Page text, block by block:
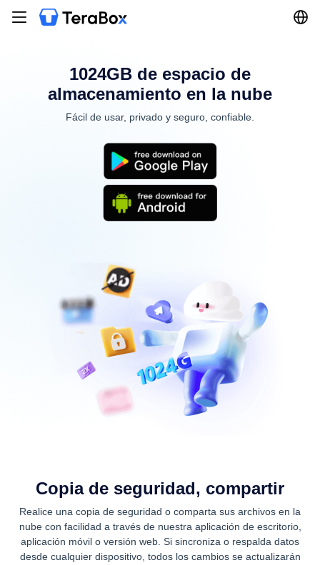
1024GB de espacio de
almacenamiento en la nube
Fácil de usar, privado y seguro, confiable.
Copia de seguridad, compartir
Realice una copia de seguridad o comparta sus archivos en la
nube con facilidad a través de nuestra aplicación de escritorio,
aplicación móvil o versión web. Si sincroniza o respalda datos
desde cualquier dispositivo, todos los cambios se actualizarán